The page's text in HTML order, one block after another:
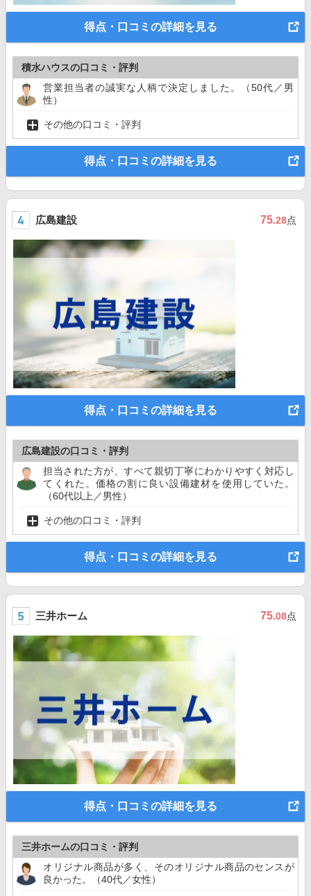
得点・口コミの詳細を見る
積水ハウスの口コミ・評判
営業担当者の誠実な人柄で決定しました。（50代／男
性）
その他の口コミ・評判
得点・口コミの詳細を見る
広島建設 75.28点
得点・口コミの詳細を見る
広島建設の口コミ・評判
担当された方が、すべて親切丁寧にわかりやすく対応し
てくれた。価格の割に良い設備建材を使用していた。
（60代以上／男性）
その他の口コミ・評判
得点・口コミの詳細を見る
三井ホーム 75.08点
得点・口コミの詳細を見る
三井ホームの口コミ・評判
オリジナル商品が多く、そのオリジナル商品のセンスが
良かった。（40代／女性）